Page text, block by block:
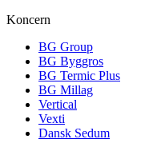
Koncern
BG Group
BG Byggros
BG Termic Plus
BG Millag
Vertical
Vexti
Dansk Sedum